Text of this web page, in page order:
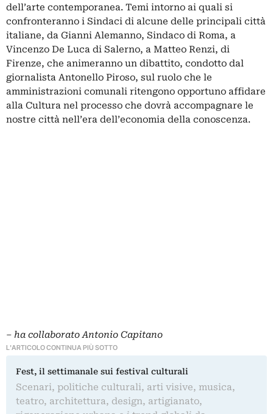
dell’arte contemporanea. Temi intorno ai quali si
confronteranno i Sindaci di alcune delle principali città
italiane, da Gianni Alemanno, Sindaco di Roma, a
Vincenzo De Luca di Salerno, a Matteo Renzi, di
Firenze, che animeranno un dibattito, condotto dal
giornalista Antonello Piroso, sul ruolo che le
amministrazioni comunali ritengono opportuno affidare
alla Cultura nel processo che dovrà accompagnare le
nostre città nell’era dell’economia della conoscenza.
– ha collaborato Antonio Capitano
L'ARTICOLO CONTINUA PIÙ SOTTO
Fest, il settimanale sui festival culturali
Scenari, politiche culturali, arti visive, musica,
teatro, architettura, design, artigianato,